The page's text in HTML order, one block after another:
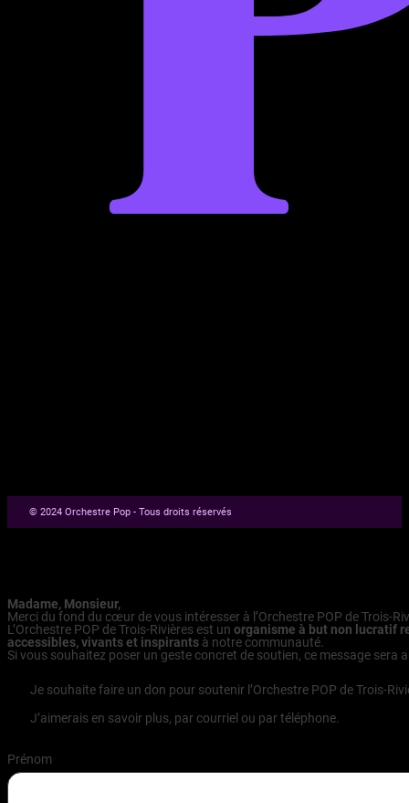
© 2024 Orchestre Pop - Tous droits réservés
Madame, Monsieur,
Merci du fond du cœur de vous intéresser à l’Orchestre POP de Trois-
L’Orchestre POP de Trois-Rivières est un organisme à but non lucratif
accessibles, vivants et inspirants à notre communauté.
Si vous souhaitez poser un geste concret de soutien, ce message
Je souhaite faire un don pour soutenir l’Orchestre POP de Trois-
J’aimerais en savoir plus, par courriel ou par téléphone.
Prénom